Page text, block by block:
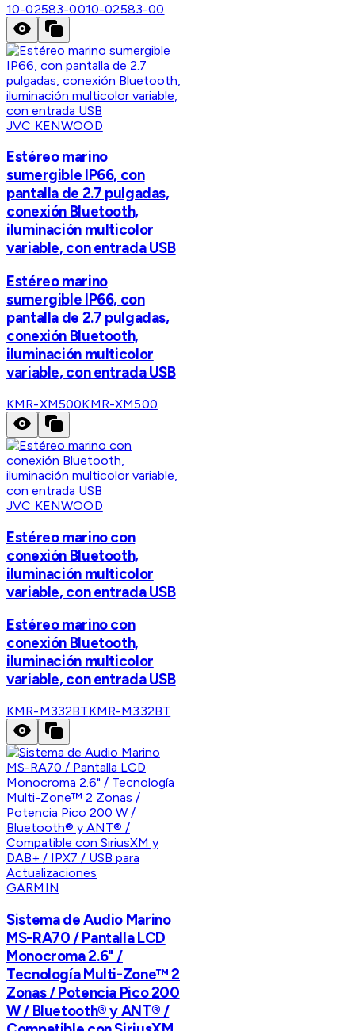
10-02583-0010-02583-00
JVC KENWOOD
Estéreo marino
sumergible IP66, con
pantalla de 2.7 pulgadas,
conexión Bluetooth,
iluminación multicolor
variable, con entrada USB
Estéreo marino
sumergible IP66, con
pantalla de 2.7 pulgadas,
conexión Bluetooth,
iluminación multicolor
variable, con entrada USB
KMR-XM500KMR-XM500
JVC KENWOOD
Estéreo marino con
conexión Bluetooth,
iluminación multicolor
variable, con entrada USB
Estéreo marino con
conexión Bluetooth,
iluminación multicolor
variable, con entrada USB
KMR-M332BTKMR-M332BT
GARMIN
Sistema de Audio Marino
MS-RA70 / Pantalla LCD
Monocroma 2.6" /
Tecnología Multi-Zone™️ 2
Zonas / Potencia Pico 200
W / Bluetooth® y ANT® /